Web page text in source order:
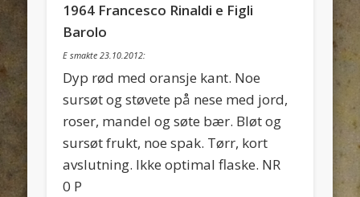
1964 Francesco Rinaldi e Figli
Barolo
E smakte 23.10.2012:
Dyp rød med oransje kant. Noe
sursøt og støvete på nese med jord,
roser, mandel og søte bær. Bløt og
sursøt frukt, noe spak. Tørr, kort
avslutning. Ikke optimal flaske. NR
0 P